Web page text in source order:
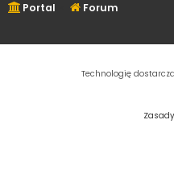
Portal Forum
Technologię dostarcza